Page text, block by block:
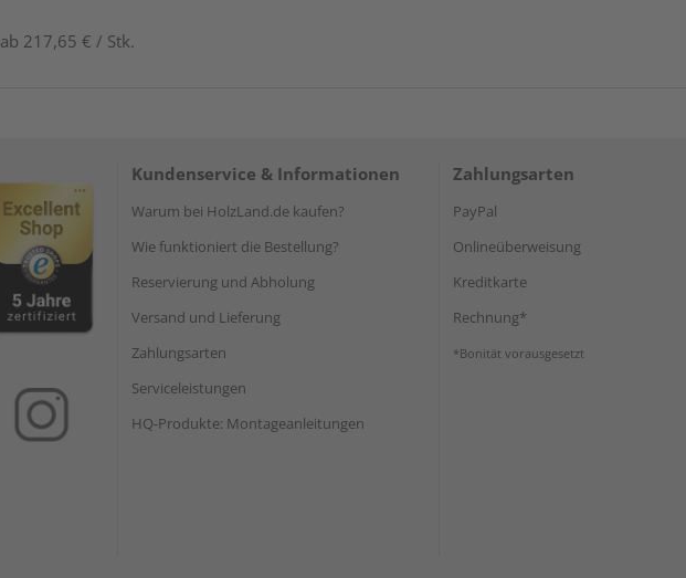
ab 217,65 € / Stk.
Kundenservice & Informationen
Warum bei HolzLand.de kaufen?
Wie funktioniert die Bestellung?
Reservierung und Abholung
Versand und Lieferung
Zahlungsarten
Serviceleistungen
HQ-Produkte: Montageanleitungen
Zahlungsarten
PayPal
Onlineüberweisung
Kreditkarte
Rechnung*
*Bonität vorausgesetzt